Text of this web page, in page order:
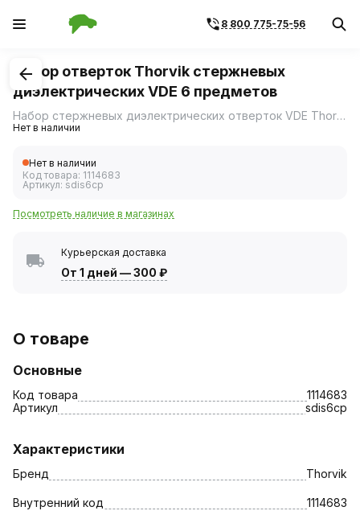
8 800 775-75-56
1/1
Набор отверток Thorvik стержневых
диэлектрических VDE 6 предметов
Набор стержневых диэлектрических отверток VDE Thorvik SDIS6CP состоит из 6-ти предметов.
Нет в наличии
Нет в наличии
Код товара: 1114683
Артикул: sdis6cp
Посмотреть наличие в магазинах
Курьерская доставка
От 1 дней —300 ₽
О товаре
Основные
Код товара
1114683
Артикул
sdis6cp
Характеристики
Бренд Thorvik
Внутренний код 1114683